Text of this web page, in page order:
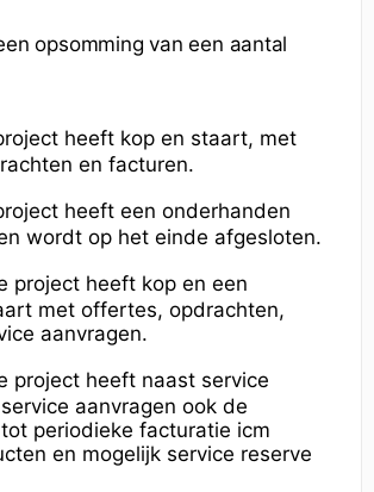
opsomming van een aantal
heeft kop en staart, met
en facturen.
heeft een onderhanden
wordt op het einde afgesloten.
project heeft kop en een
met offertes, opdrachten,
aanvragen.
project heeft naast service
aanvragen ook de
periodieke facturatie icm
en mogelijk service reserve